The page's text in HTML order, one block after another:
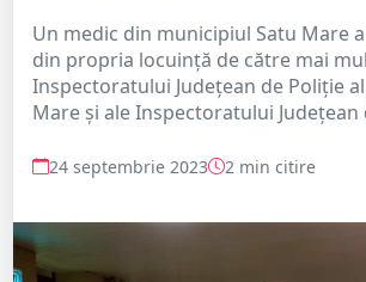
Un medic din municipiul Satu Mare
din propria locuință de către mai
Inspectoratului Județean de Poliție
Mare și ale Inspectoratului Județean
24 septembrie 2023 2 min citire